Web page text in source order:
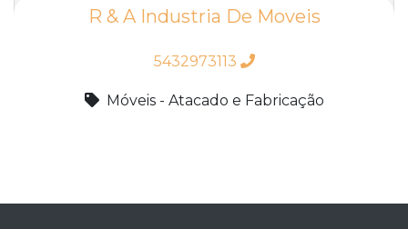
R & A Industria De Moveis
5432973113
Móveis - Atacado e Fabricação